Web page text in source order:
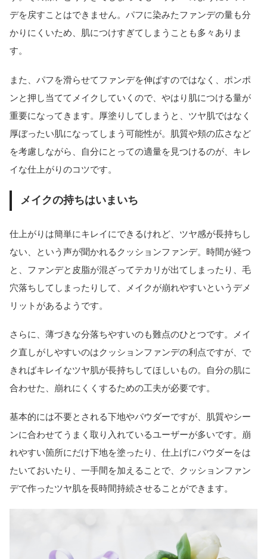
デを戻すことはできません。パフに染みたファンデの量も分
かりにくいため、肌につけすぎてしまうことも多々ありま
す。
また、パフを滑らせてファンデを伸ばすのではなく、ポンポ
ンと押し当ててメイクしていくので、やはり肌につける量が
重要になってきます。厚塗りしてしまうと、ツヤ肌ではなく
厚ぼったい肌になってしまう可能性が。肌質や頬の広さなど
を考慮しながら、自分にとっての適量を見つけるのが、キレ
イな仕上がりのコツです。
メイクの持ちはいまいち
仕上がりは簡単にキレイにできるけれど、ツヤ感が長持ちし
ない、という声が聞かれるクッションファンデ。時間が経つ
と、ファンデと皮脂が混ざってテカリが出てしまったり、毛
穴落ちしてしまったりして、メイクが崩れやすいというデメ
リットがあるようです。
さらに、薄づきな分落ちやすいのも難点のひとつです。メイ
ク直しがしやすいのはクッションファンデの利点ですが、で
きればキレイなツヤ肌が長持ちしてほしいもの。自分の肌に
合わせた、崩れにくくするための工夫が必要です。
基本的には不要とされる下地やパウダーですが、肌質やシー
ンに合わせてうまく取り入れているユーザーが多いです。崩
れやすい箇所にだけ下地を塗ったり、仕上げにパウダーをは
たいておいたり、一手間を加えることで、クッションファン
デで作ったツヤ肌を長時間持続させることができます。